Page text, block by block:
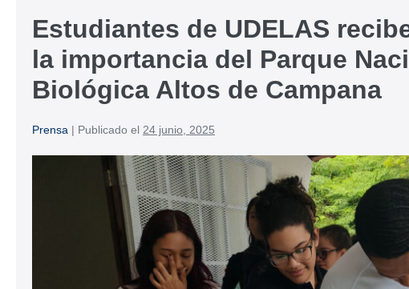
Estudiantes de UDELAS
la importancia del Parque
Biológica Altos de Campana
Prensa | Publicado el 24 junio, 2025